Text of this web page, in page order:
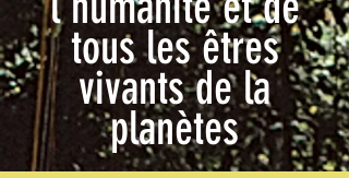
tous les êtres
vivants de la
planètes